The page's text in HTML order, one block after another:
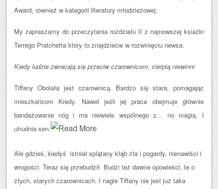
Award, również w kategorii literatury młodzieżowej.
My zapraszamy do przeczytania rozdziału II z najnowszej ksiażki
Terrego Pratchetta który to znajdziecie w rozwinięciu newsa.
Kiedy ludzie zwracają się przeciw czarownicom, cierpią niewinni
Tiffany Obolała jest czarownicą. Bardzo się stara, pomagając
mieszkańcom Kredy. Nawet jeśli jej praca obejmuje głównie
bandażowanie nóg i ma niewiele wspólnego z… no magią. I
utrudnia sen.
Ale gdzieś, kiedyś istniał splątany kłąb zła i pogardy, nienawiści i
wrogości. Teraz się przebudził. Budzi też dawne opowieści, te o
złych, starych czarownicach. I nagle Tiffany nie jest już taka